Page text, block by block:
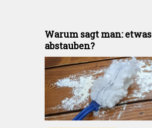
Warum sagt man: etwas
abstauben?